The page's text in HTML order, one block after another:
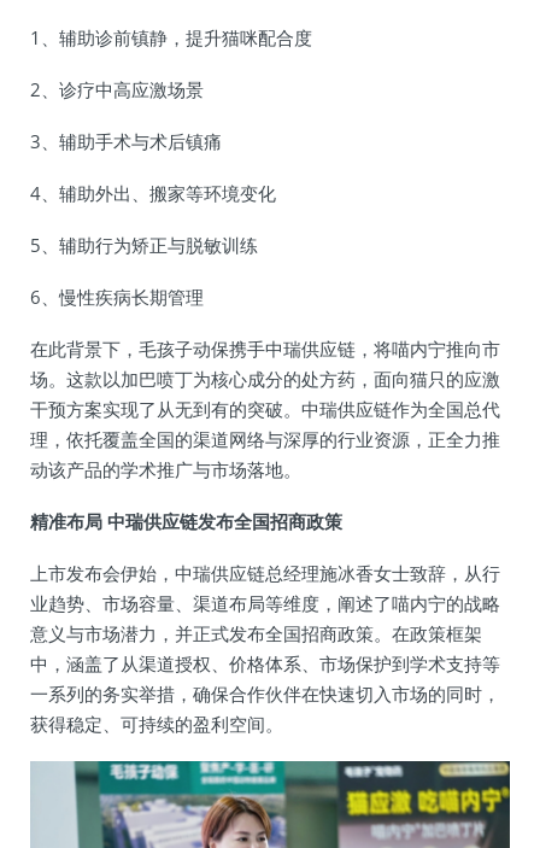
1、辅助诊前镇静，提升猫咪配合度
2、诊疗中高应激场景
3、辅助手术与术后镇痛
4、辅助外出、搬家等环境变化
5、辅助行为矫正与脱敏训练
6、慢性疾病长期管理
在此背景下，毛孩子动保携手中瑞供应链，将喵内宁推向市
场。这款以加巴喷丁为核心成分的处方药，面向猫只的应激
干预方案实现了从无到有的突破。中瑞供应链作为全国总代
理，依托覆盖全国的渠道网络与深厚的行业资源，正全力推
动该产品的学术推广与市场落地。
精准布局 中瑞供应链发布全国招商政策
上市发布会伊始，中瑞供应链总经理施冰香女士致辞，从行
业趋势、市场容量、渠道布局等维度，阐述了喵内宁的战略
意义与市场潜力，并正式发布全国招商政策。在政策框架
中，涵盖了从渠道授权、价格体系、市场保护到学术支持等
一系列的务实举措，确保合作伙伴在快速切入市场的同时，
获得稳定、可持续的盈利空间。